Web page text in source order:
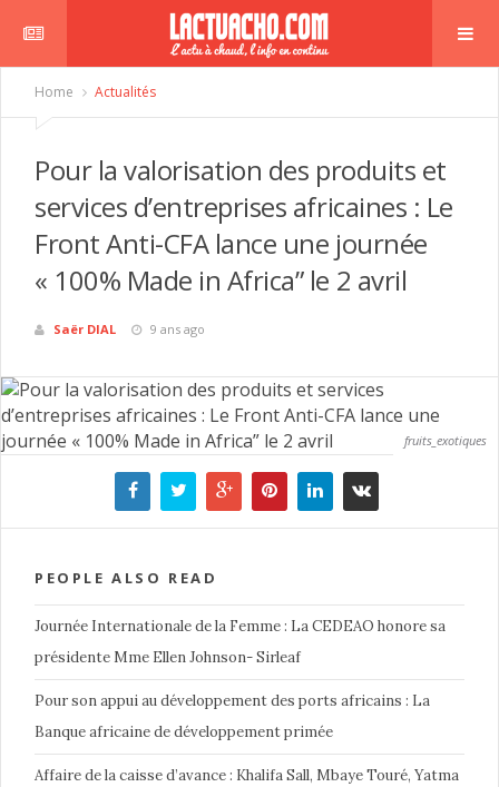
Home Actualités
Pour la valorisation des produits et
services d’entreprises africaines : Le
Front Anti-CFA lance une journée
« 100% Made in Africa” le 2 avril
Saër DIAL 9 ans ago
fruits_exotiques
PEOPLE ALSO READ
Journée Internationale de la Femme : La CEDEAO honore sa
présidente Mme Ellen Johnson- Sirleaf
Pour son appui au développement des ports africains : La
Banque africaine de développement primée
Affaire de la caisse d’avance : Khalifa Sall, Mbaye Touré, Yatma